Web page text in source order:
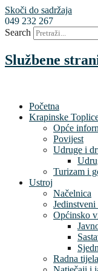
Skoči do sadržaja
049 232 267
Search
Službene
Početna
Krapinske
Opće
Povijest
Udruge i
Turizam i
Ustroj
Načelnica
Općinsko
Radna